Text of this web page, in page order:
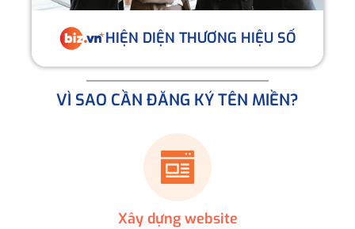
HIỆN DIỆN THƯƠNG HIỆU SỐ
VÌ SAO CẦN ĐĂNG KÝ TÊN MIỀN?
Xây dựng website